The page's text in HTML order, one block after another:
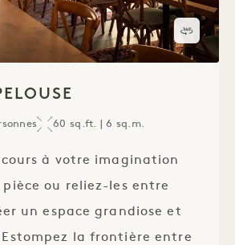
Visite
60 sq.ft. | 6 sq.m.
cours à votre imagination
ou reliez-les entre
un espace grandiose et
la frontière entre